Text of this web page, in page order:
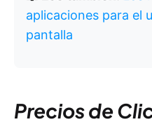
aplicaciones para el
pantalla
Precios de